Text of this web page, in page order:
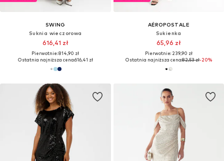
SWING
Suknia wieczorowa
616,41 zł
Pierwotnie: 814,90 zł
Ostatnia najniższa cena:616,41 zł
AÉROPOSTALE
Sukienka
65,96 zł
Pierwotnie: 239,90 zł
Ostatnia najniższa cena:82,53 zł-20%